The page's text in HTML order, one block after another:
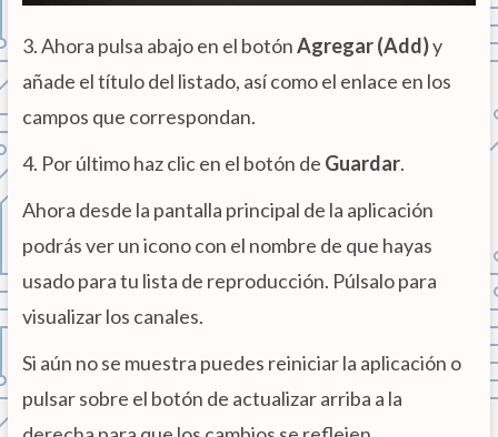
3. Ahora pulsa abajo en el botónAgregar (Add)y
añade el título del listado, así como el enlace en los
campos que correspondan.
4. Por último haz clic en el botón de Guardar.
Ahora desde la pantalla principal de la aplicación
podrás ver un icono con el nombre de que hayas
usado para tu lista de reproducción. Púlsalo para
visualizar los canales.
Si aún no se muestra puedes reiniciar la aplicación o
pulsar sobre el botón de actualizar arriba a la